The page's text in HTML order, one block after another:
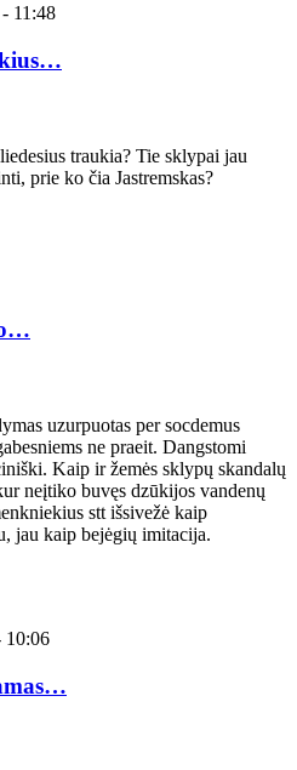
11:48
traukia? Tie sklypai jau
prie ko čia Jastremskas?
uzurpuotas per socdemus
ne praeit. Dangstomi
Kaip ir žemės sklypų skandalų
neįtiko buvęs dzūkijos vandenų
stt išsivežė kaip
jau kaip bejėgių imitacija.
10:06